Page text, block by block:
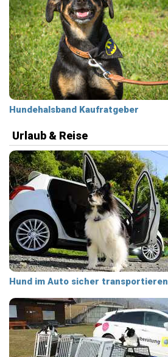
Hundehalsband Kaufratgeber
Urlaub & Reise
Hund im Auto sicher transportieren